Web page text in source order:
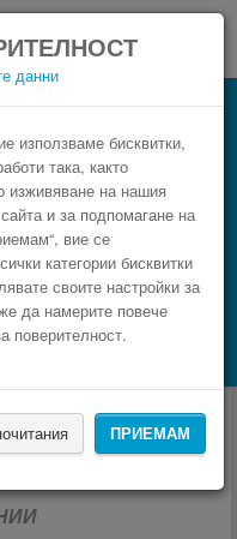
данни
използваме бисквитки,
така, както
изживяване на нашия
и за подпомагане на
вие се
категории бисквитки
своите настройки за
да намерите повече
поверителност.
ПРИЕМАМ
Щутгарт